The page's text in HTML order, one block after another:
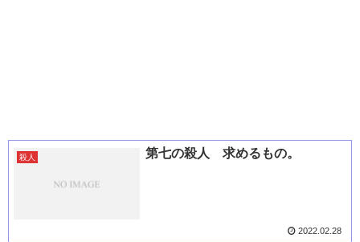
殺人 第七の殺人 求めるもの。
2022.02.28